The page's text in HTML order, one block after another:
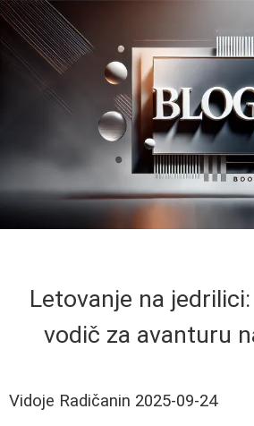
Letovanje na
vodič za avanturu
Vidoje Radičanin 2025-09-24